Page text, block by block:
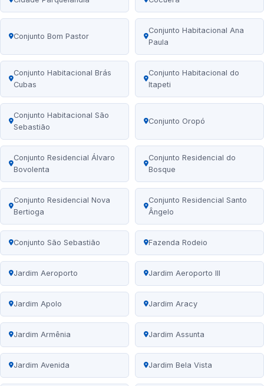
Conjunto Bom Pastor
Conjunto Habitacional Ana
Paula
Conjunto Habitacional Brás
Cubas
Conjunto Habitacional do
Itapeti
Conjunto Habitacional São
Sebastião
Conjunto Oropó
Conjunto Residencial Álvaro
Bovolenta
Conjunto Residencial do
Bosque
Conjunto Residencial Nova
Bertioga
Conjunto Residencial Santo
Ângelo
Conjunto São Sebastião Fazenda Rodeio
Jardim Aeroporto Jardim Aeroporto III
Jardim Apolo Jardim Aracy
Jardim Armênia Jardim Assunta
Jardim Avenida Jardim Bela Vista